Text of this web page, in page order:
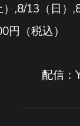
,8/13（日）
（税込）
配信：